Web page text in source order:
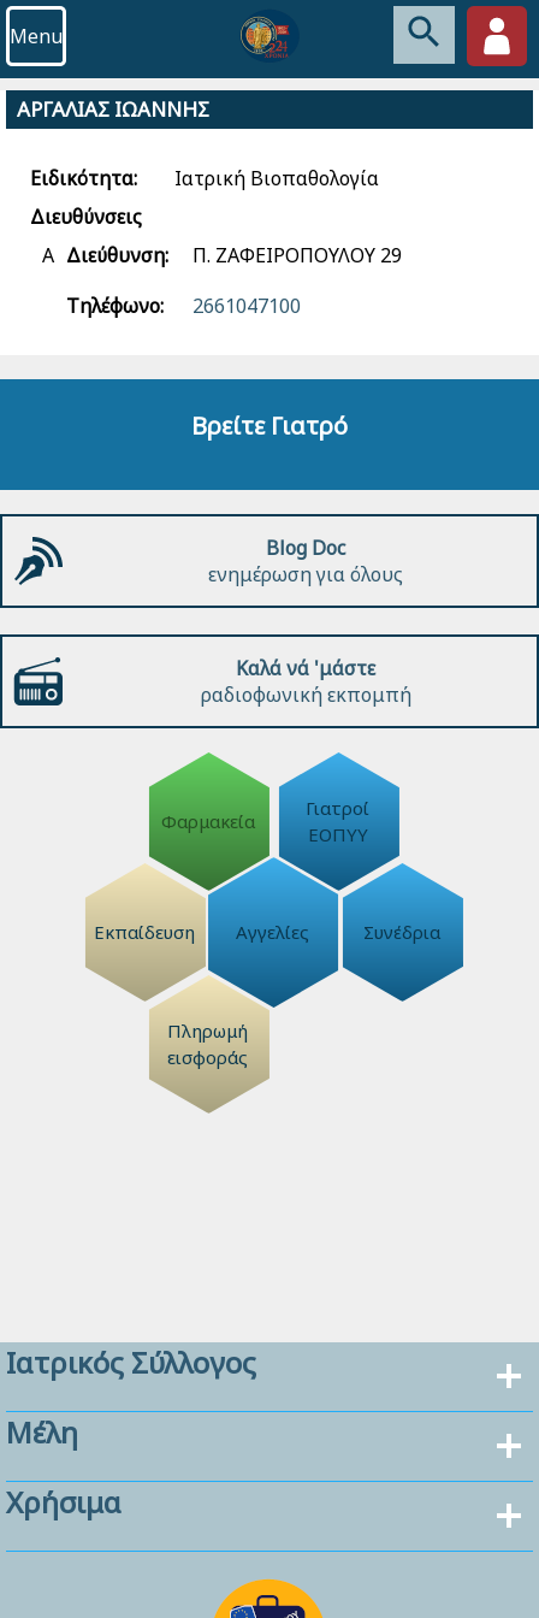
Menu
ΑΡΓΑΛΙΑΣ ΙΩΑΝΝΗΣ
Ειδικότητα:
Ιατρική Βιοπαθολογία
Διευθύνσεις
Α Διεύθυνση:
Π. ΖΑΦΕΙΡΟΠΟΥΛΟΥ 29
Τηλέφωνο:
2661047100
Βρείτε Γιατρό
Blog Doc
ενημέρωση για όλους
Καλά νά 'μάστε
ραδιοφωνική εκπομπή
Φαρμακεία
Γιατροί
ΕΟΠΥΥ
Εκπαίδευση Αγγελίες Συνέδρια
Πληρωμή
εισφοράς
Ιατρικός Σύλλογος
Μέλη
Χρήσιμα